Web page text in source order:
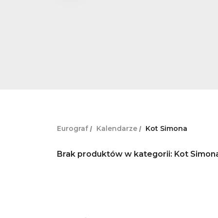
Eurograf Kalendarze Kot Simona
Brak produktów w kategorii: Kot